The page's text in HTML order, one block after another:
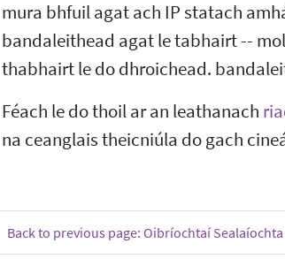
mura bhfuil agat ach IP statach
bandaleithead agat le tabhairt --
thabhairt le do dhroichead.
Féach le do thoil ar an leathanach
na ceanglais theicniúla do gach
Back to previous page: Oibríochtaí Sealaíochta